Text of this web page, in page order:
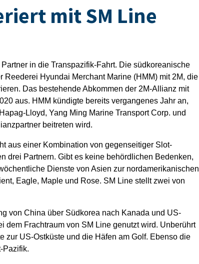
mit SM Line
in die Transpazifik-Fahrt. Die südkoreanische
Reederei Hyundai Merchant Marine (HMM) mit 2M, die
Das bestehende Abkommen der 2M-Allianz mit
aus. HMM kündigte bereits vergangenes Jahr an,
Lloyd, Yang Ming Marine Transport Corp. und
beitreten wird.
aus einer Kombination von gegenseitiger Slot-
drei Partnern. Gibt es keine behördlichen Bedenken,
Dienste von Asien zur nordamerikanischen
Eagle, Maple und Rose. SM Line stellt zwei von
von China über Südkorea nach Kanada und US-
dem Frachtraum von SM Line genutzt wird. Unberührt
zur US-Ostküste und die Häfen am Golf. Ebenso die
Pazifik.